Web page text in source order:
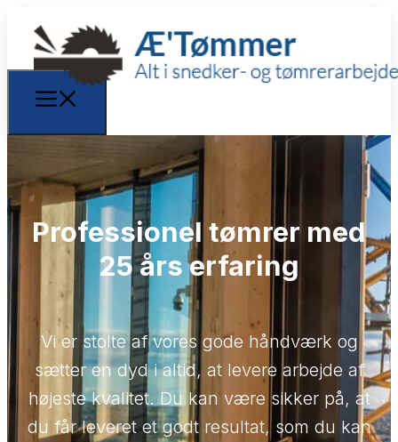
Professionel tømrer med
25 års erfaring
Vi er stolte af vores gode håndværk og
sætter en dyd i altid, at levere arbejde af
højeste kvalitet. Du kan være sikker på, at
du får leveret et godt resultat, som du kan